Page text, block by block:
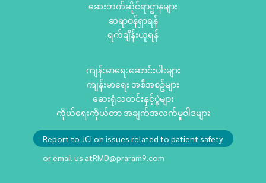
ဆေးဘက်ဆိုင်ရာဌာနများ
ဆရာဝန်ရှာရန်
ရက်ချိန်းယူရန်
ကျန်းမာရေးဆောင်းပါးများ
ကျန်းမာရေး အစီအစဥ်များ
ဆေးရုံသတင်းနှင့်ပွဲများ
ကိုယ်ရေးကိုယ်တာ အချက်အလက်မူဝါဒများ
Report to JCI on issues related to patient safety.
or email us atRMD@praram9.com